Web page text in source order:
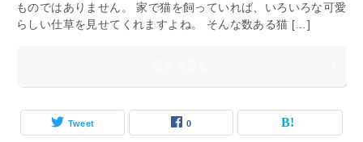
ものではありません。 家で猫を飼っていれば、いろいろな可愛
らしい仕草を見せてくれますよね。 そんな数ある猫 […]
Tweet 0